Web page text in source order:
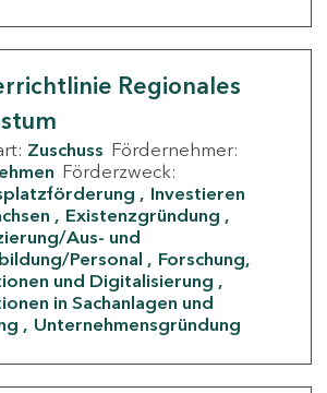
Regionales
Zuschuss Fördernehmer:
Förderzweck:
Investieren
Existenzgründung
Aus- und
Personal
Forschung,
und Digitalisierung
in Sachanlagen und
Unternehmensgründung